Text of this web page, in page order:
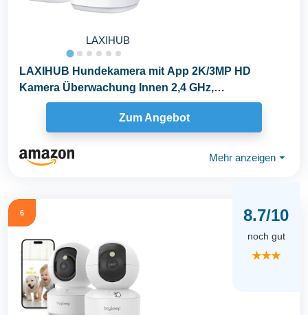
LAXIHUB
LAXIHUB Hundekamera mit App 2K/3MP HD
Kamera Überwachung Innen 2,4 GHz,
Hundekamera Nachtsicht...
Zum Angebot
Mehr anzeigen ⏷
6 8.7/10
noch gut
★★★